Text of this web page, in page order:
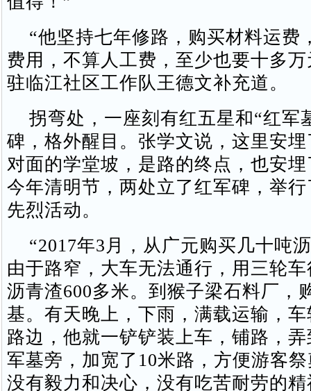
“他坚持七年修路，购买材料运费
费用，不算人工费，至少也要十多
驻临江社区工作队王德文补充道。
拐弯处，一座刻有红五星和“红军
碑，格外醒目。张学文说，这里安
对面的学堂坡，是路的终点，也安
今年清明节，两处立了红军碑，举
先烈活动。
“2017年3月，从广元购买几十吨
由于路窄，大车无法通行，用三轮
沥青渣600多米。到猴子梁石料厂，
基。有天晚上，下雨，满载运输，
路边，他就一铲铲装上车，铺路，
军墓旁，加宽了10米路，方便游客
没有毅力和决心，没有吃苦耐劳的